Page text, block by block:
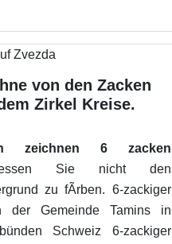
von den Zacken
Zirkel Kreise.
zeichnen 6 zacken
Sie nicht den
zu fÃrben. 6-zackiger
der Gemeinde Tamins in
Schweiz 6-zackiger